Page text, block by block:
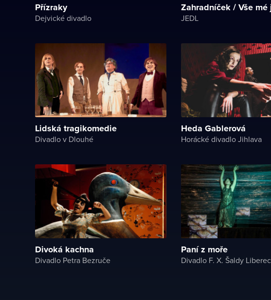
Přízraky
Dejvické divadlo
Zahradníček / Vše mé
JEDL
Lidská tragikomedie
Divadlo v Dlouhé
Heda Gablerová
Horácké divadlo Jihlava
Divoká kachna
Divadlo Petra Bezruče
Paní z moře
Divadlo F. X. Šaldy Liberec